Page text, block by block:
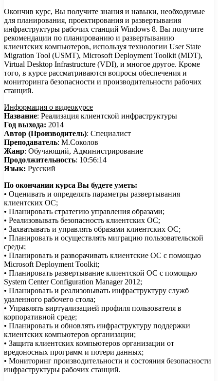
Окончив курс, Вы получите знания и навыки, необходимые
для планирования, проектирования и развертывания
инфраструктуры рабочих станций Windows 8. Вы получите
рекомендации по планированию и развертыванию
клиентских компьютеров, используя технологии User State
Migration Tool (USMT), Microsoft Deployment Toolkit (MDT),
Virtual Desktop Infrastructure (VDI), и многое другое. Кроме
того, в курсе рассматриваются вопросы обеспечения и
мониторинга безопасности и производительности рабочих
станций.
Информация о видеокурсе
Название: Реализация клиентской инфраструктуры
Год выхода: 2014
Автор (Производитель): Специалист
Преподаватель: М.Соколов
Жанр: Обучающий, Администрирование
Продолжительность: 10:56:14
Язык: Русский
По окончании курса Вы будете уметь:
• Оценивать и определять параметры развертывания
клиентских ОС;
• Планировать стратегию управления образами;
• Реализовывать безопасность клиентских ОС;
• Захватывать и управлять образами клиентских ОС;
• Планировать и осуществлять миграцию пользовательской
среды;
• Планировать и разворачивать клиентские ОС с помощью
Microsoft Deployment Toolkit;
• Планировать развертывание клиентской ОС с помощью
System Center Configuration Manager 2012;
• Планировать и реализовывать инфраструктуру служб
удаленного рабочего стола;
• Управлять виртуализацией профиля пользователя в
корпоративной среде;
• Планировать и обновлять инфраструктуру поддержки
клиентских компьютеров организации;
• Защита клиентских компьютеров организации от
вредоносных программ и потери данных;
• Мониторинг производительности и состояния безопасности
инфраструктуры рабочих станций.